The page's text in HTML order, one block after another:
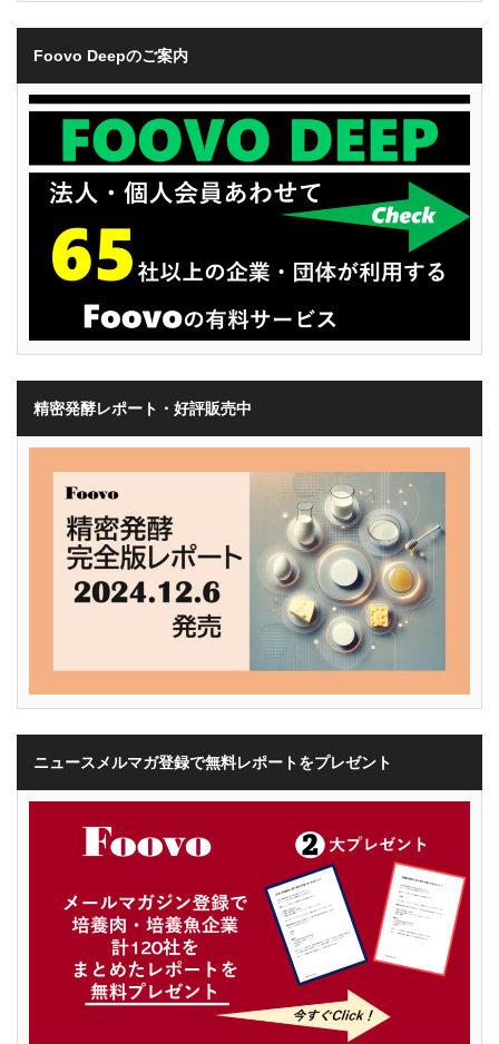
Foovo Deepのご案内
精密発酵レポート・好評販売中
ニュースメルマガ登録で無料レポートをプレゼント